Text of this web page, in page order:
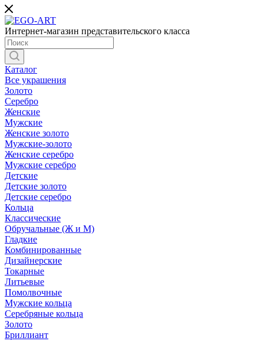
Интернет-магазин представительского класса
Каталог
Все украшения
Золото
Серебро
Женские
Мужские
Женские золото
Мужские-золото
Женские серебро
Мужские серебро
Детские
Детские золото
Детские серебро
Кольца
Классические
Обручальные (Ж и М)
Гладкие
Комбинированные
Дизайнерские
Токарные
Литьевые
Помолвочные
Мужские кольца
Серебряные кольца
Золото
Бриллиант